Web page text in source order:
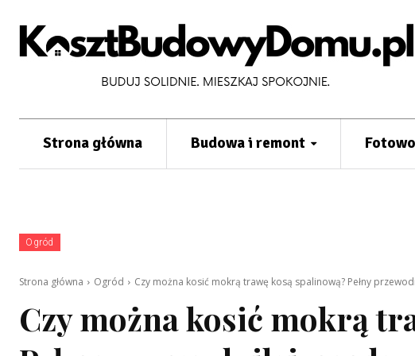
Strona główna Budowa i remont
Ogród
Strona główna Ogród Czy można kosić mokrą trawę kosą spalinową? Pełny
Czy można kosić mokrą